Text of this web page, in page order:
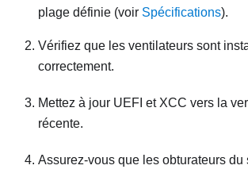
plage définie (voir Spécifications).
Vérifiez que les ventilateurs sont
correctement.
Mettez à jour UEFI et XCC vers la
récente.
Assurez-vous que les obturateurs du